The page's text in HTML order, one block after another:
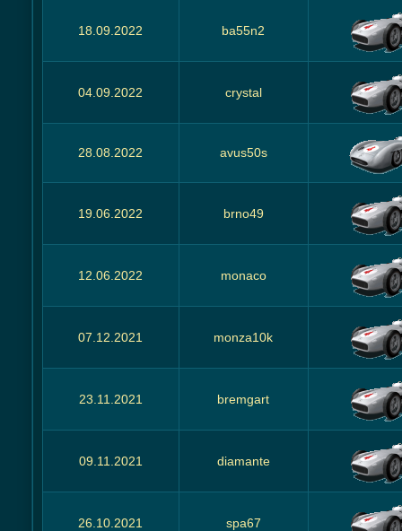
18.09.2022 ba55n2
04.09.2022 crystal
28.08.2022 avus50s
19.06.2022 brno49
12.06.2022 monaco
07.12.2021 monza10k
23.11.2021 bremgart
09.11.2021 diamante
26.10.2021 spa67